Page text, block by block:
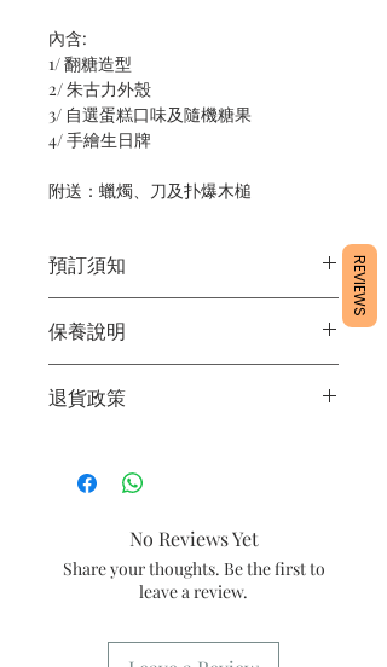
內含:
1/ 翻糖造型
2/ 朱古力外殼
3/ 自選蛋糕口味及隨機糖果
4/ 手繪生日牌
附送：蠟燭、刀及扑爆木槌
預訂須知
定日期取貨請提早10 - 14天前落單🤗
2/ 下單後24小時內會有專人電郵確認訂
單
3/ 取貨時需要出示確認訊息 或 訂單編
店】
6/ 送貨訂單：本店只提供營業時間內送
貨。運費請參考常見問題。
7/ 營業時間：請參考本網站
保養說明
2/ 運送時避免大力搖晃
退貨政策
作，不設退換。
No Reviews Yet
Share your thoughts. Be the first to
leave a review.
REVIEWS